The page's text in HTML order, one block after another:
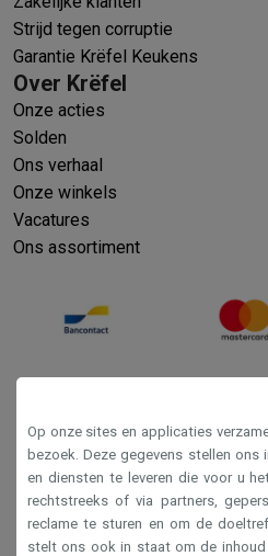
Strijd tegen corruptie
Garantie Krëfel Keukens
Over Krëfel
Onze acties
Solden
Ons verhaal
Onze winkels
Vacatures
Ons assortiment
Op onze sites en applicaties
bezoek. Deze gegevens stellen
en diensten te leveren die voor u
rechtstreeks of via partners,
reclame te sturen en om de
stelt ons ook in staat om de